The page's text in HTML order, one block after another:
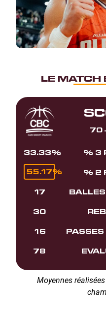
LE MATCH
70
33.33% % 3
55.17% % 2
17
30
16 PASSES
78
Moyennes